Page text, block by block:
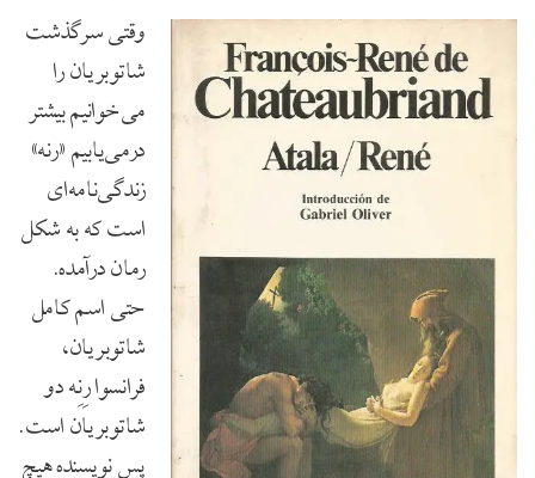
وقتی سرگذشت
شاتوبریان را
می‌خوانیم بیشتر
درمی‌یابیم «رنه»
زندگی‌نامه‌ای
است که به شکل
رمان درآمده.
حتی اسم کامل
شاتوبریان،
فرانسوا رِنِه دو
شاتوبریان است.
پس نویسنده هیچ